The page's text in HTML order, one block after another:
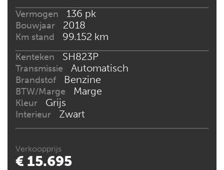
Vermogen 136 pk
Bouwjaar 2018
Km stand 99.152 km
Kenteken SH823P
Transmissie Automatisch
Brandstof Benzine
BTW/Marge Marge
Kleur Grijs
Interieur Zwart
Verkoopprijs
€ 15.695